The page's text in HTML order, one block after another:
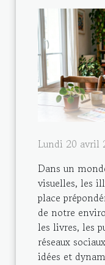
Lundi 20 avril
Dans un
visuelles, les
place
de notre
les livres, les
réseaux
idées et